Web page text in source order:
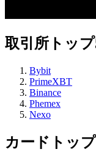
取引所トッ
Bybit
PrimeXBT
Binance
Phemex
Nexo
カードトッ